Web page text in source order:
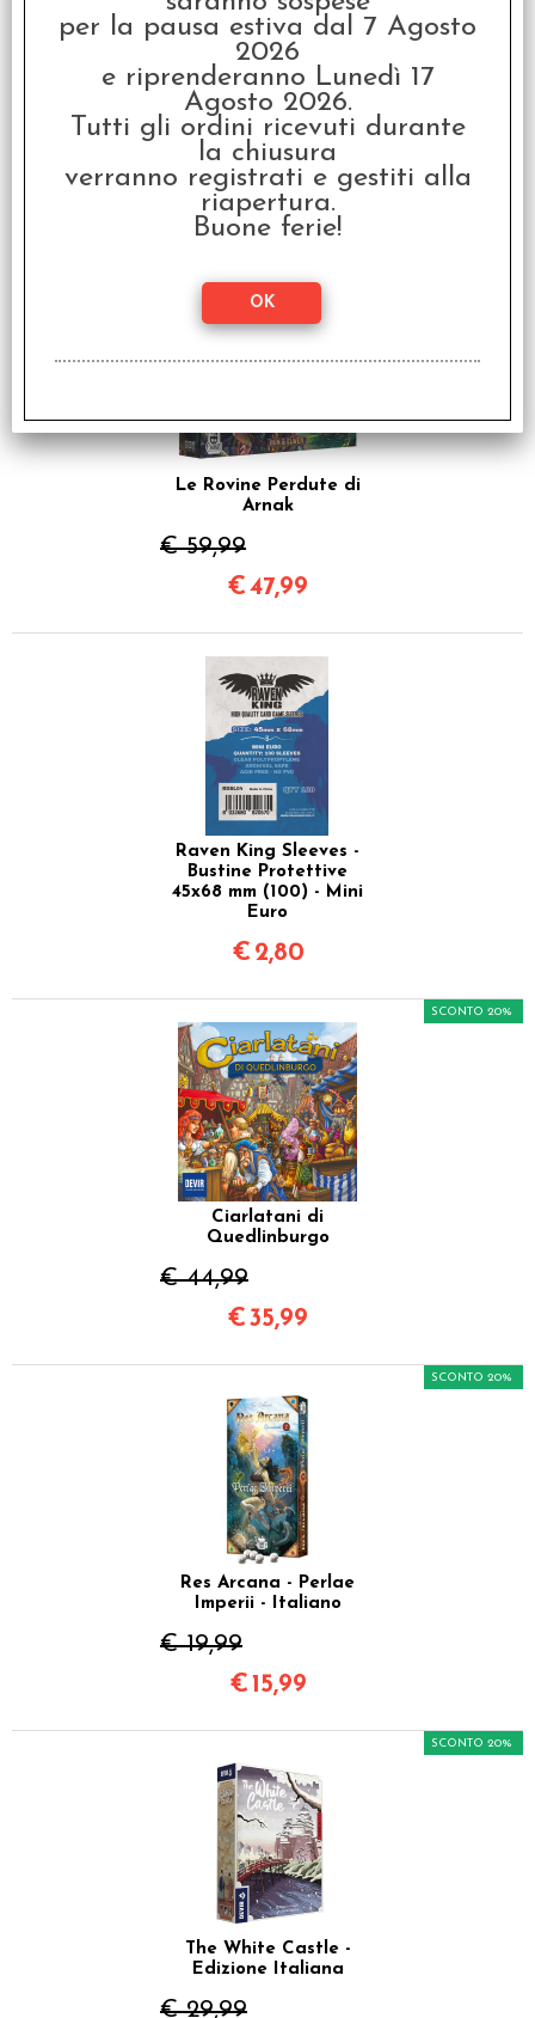
Bustine Protettive
45x68 mm (100) - Mini
Euro
€2,80
I clienti che hanno acquistato questo
prodotto, hanno scelto anche questi
Le Rovine Perdute di
Arnak
€ 59,99
€47,99
Raven King Sleeves -
Bustine Protettive
45x68 mm (100) - Mini
Euro
€ 2,80
Ciarlatani di
Quedlinburgo
€ 44,99
SCONTO 20%
€35,99
Res Arcana - Perlae
Imperii - Italiano
€ 19,99
SCONTO 20%
€ 15,99
The White Castle -
Edizione Italiana
€ 29,99
SCONTO 20%
per la pausa estiva dal 7 Agosto
2026
e riprenderanno Lunedì 17
Agosto 2026.
Tutti gli ordini ricevuti durante
la chiusura
verranno registrati e gestiti alla
riapertura.
Buone ferie!